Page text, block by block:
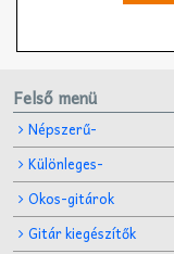
Felső menü
Népszerű-
Különleges-
Okos-gitárok
Gitár kiegészítők